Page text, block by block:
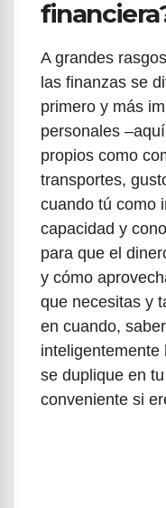
A grandes
las finanzas se
primero y más
personales
propios como
transportes,
cuando tú como
capacidad y
para que el
y cómo
que necesitas y
en cuando,
inteligentemente
se duplique en
conveniente si